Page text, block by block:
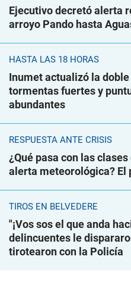
Ejecutivo decretó alerta
arroyo Pando hasta
HASTA LAS 18 HORAS
Inumet actualizó la
tormentas fuertes y
abundantes
RESPUESTA ANTE CRISIS
¿Qué pasa con las
alerta meteorológica? El
TIROS EN BELVEDERE
"¡Vos sos el que anda
delincuentes le
tirotearon con la Policía